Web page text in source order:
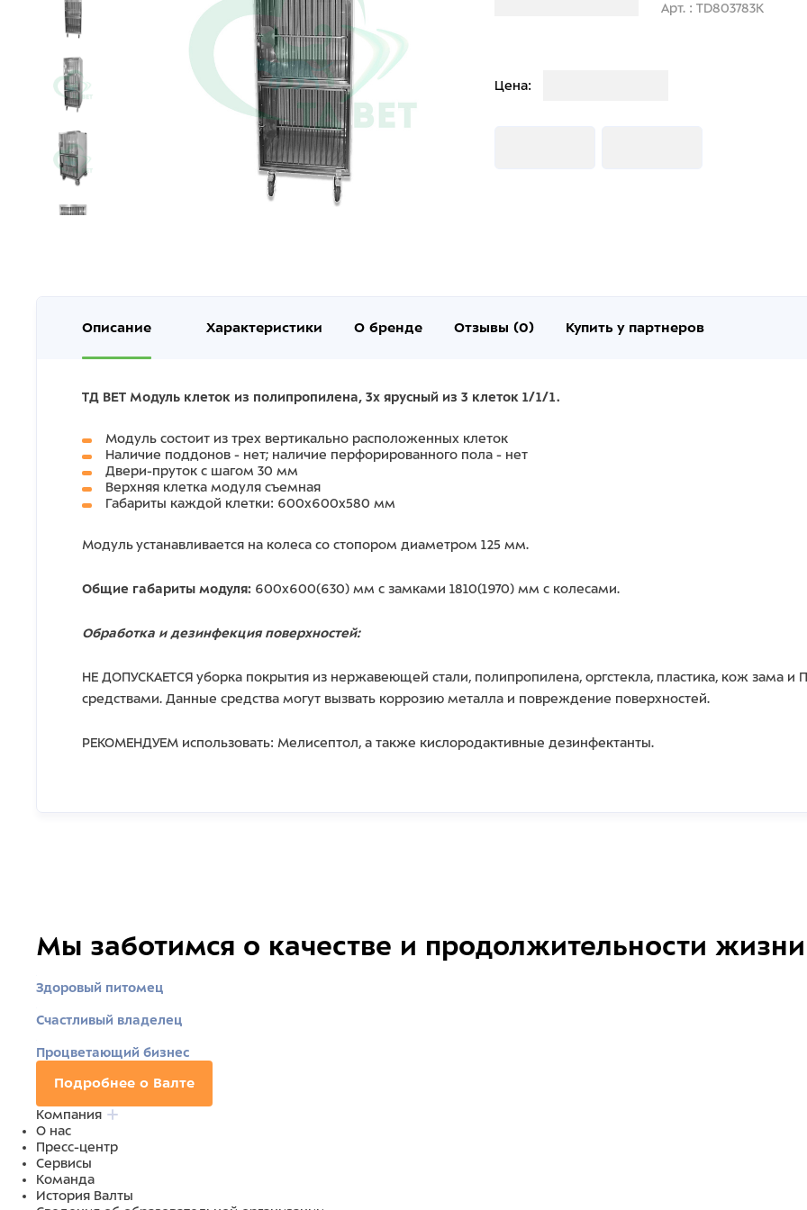
Арт. : TD803783K
Цена:
Описание Характеристики О бренде Отзывы (0) Купить у партнеров
ТД ВЕТ Модуль клеток из полипропилена, 3х ярусный из 3 клеток 1/1/1.
Модуль состоит из трех вертикально расположенных клеток
Наличие поддонов - нет; наличие перфорированного пола - нет
Двери-пруток с шагом 30 мм
Верхняя клетка модуля съемная
Габариты каждой клетки: 600х600х580 мм
Модуль устанавливается на колеса со стопором диаметром 125 мм.
Общие габариты модуля: 600х600(630) мм с замками 1810(1970) мм с колесами.
Обработка и дезинфекция поверхностей:
НЕ ДОПУСКАЕТСЯ уборка покрытия из нержавеющей стали, полипропилена, оргстекла, пластика, кож зама
средствами. Данные средства могут вызвать коррозию металла и повреждение поверхностей.
РЕКОМЕНДУЕМ использовать: Мелисептол, а также кислородактивные дезинфектанты.
Мы заботимся о качестве и продолжительности жизни
Здоровый питомец
Счастливый владелец
Процветающий бизнес
Подробнее о Валте
Компания
О нас
Пресс-центр
Сервисы
Команда
История Валты